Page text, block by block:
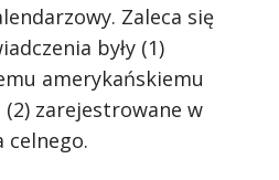
Zaleca się
były (1)
amerykańskiemu
zarejestrowane w
celnego.